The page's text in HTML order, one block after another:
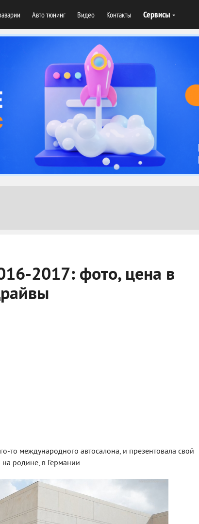
Авто тюнинг Видео Контакты Сервисы
2017: фото, цена в
то международного автосалона, и презентовала свой
родине, в Германии.